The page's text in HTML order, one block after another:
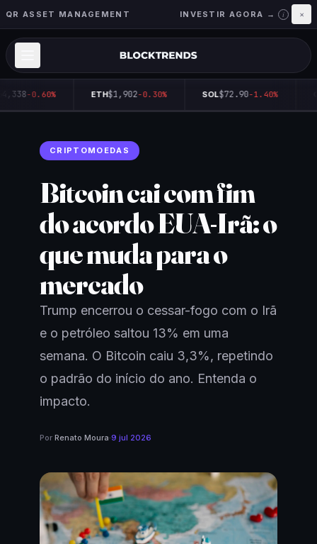
QR ASSET MANAGEMENT INVESTIR AGORA → i ×
-0.60% ETH$1,902-0.30% SOL$72.90-1.40%
CRIPTOMOEDAS
Bitcoin cai com fim
do acordo EUA-Irã: o
que muda para o
mercado
Trump encerrou o cessar-fogo com o Irã
e o petróleo saltou 13% em uma
semana. O Bitcoin caiu 3,3%, repetindo
o padrão do início do ano. Entenda o
impacto.
Por Renato Moura·9 jul 2026